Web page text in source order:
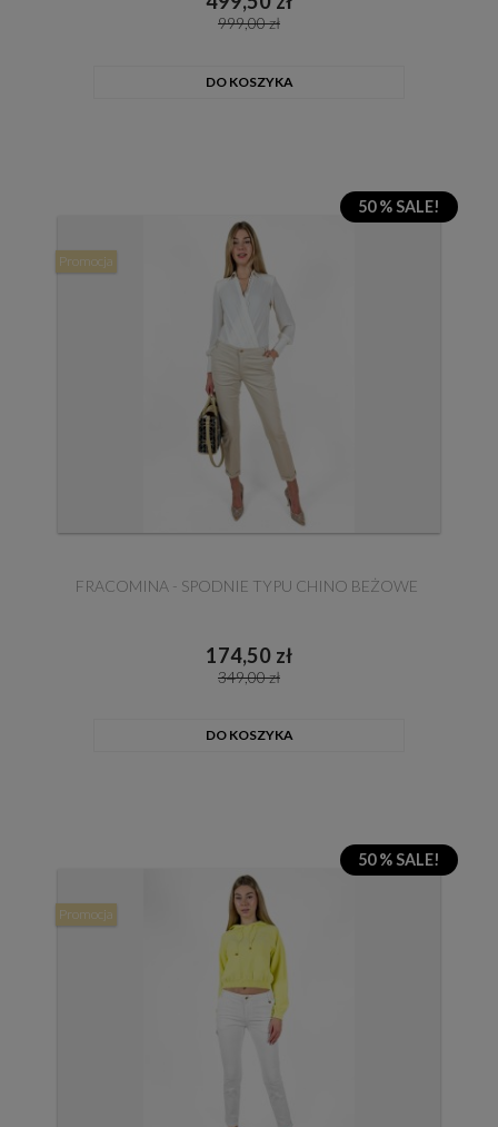
999,00 zł
DO KOSZYKA
50 % SALE!
FRACOMINA - SPODNIE TYPU CHINO BEŻOWE
174,50 zł
349,00 zł
DO KOSZYKA
Promocja
50 % SALE!
Promocja